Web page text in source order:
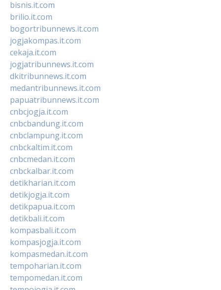
bisnis.it.com
brilio.it.com
bogortribunnews.it.com
jogjakompas.it.com
cekaja.it.com
jogjatribunnews.it.com
dkitribunnews.it.com
medantribunnews.it.com
papuatribunnews.it.com
cnbcjogja.it.com
cnbcbandung.it.com
cnbclampung.it.com
cnbckaltim.it.com
cnbcmedan.it.com
cnbckalbar.it.com
detikharian.it.com
detikjogja.it.com
detikpapua.it.com
detikbali.it.com
kompasbali.it.com
kompasjogja.it.com
kompasmedan.it.com
tempoharian.it.com
tempomedan.it.com